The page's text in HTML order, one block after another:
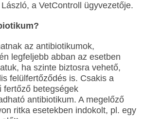
a VetControll ügyvezetője.
az antibiotikumok,
legfeljebb abban az esetben
ha szinte biztosra vehető,
felülfertőződés is. Csakis a
fertőző betegségek
antibiotikum. A megelőző
ritka esetekben indokolt, pl. egy